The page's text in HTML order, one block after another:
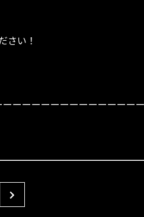
さい！
ーーーーーーーーーーーーー